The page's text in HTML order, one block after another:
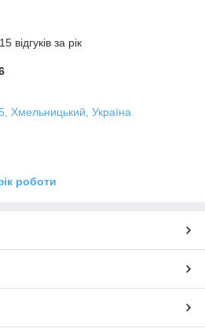
відгуків за рік
Хмельницький, Україна
роботи